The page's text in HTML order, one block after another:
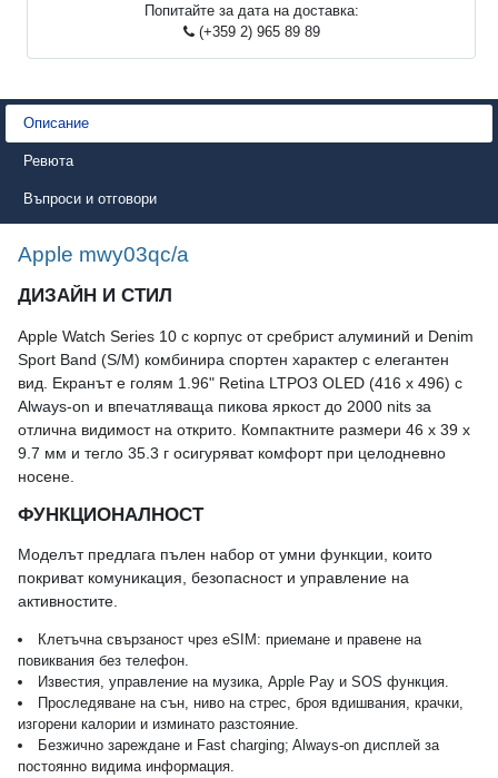
Попитайте за дата на доставка:
(+359 2) 965 89 89
Описание
Ревюта
Въпроси и отговори
Apple mwy03qc/a
ДИЗАЙН И СТИЛ
Apple Watch Series 10 с корпус от сребрист алуминий и Denim
Sport Band (S/M) комбинира спортен характер с елегантен
вид. Екранът е голям 1.96" Retina LTPO3 OLED (416 x 496) с
Always‑on и впечатляваща пикова яркост до 2000 nits за
отлична видимост на открито. Компактните размери 46 x 39 x
9.7 мм и тегло 35.3 г осигуряват комфорт при целодневно
носене.
ФУНКЦИОНАЛНОСТ
Моделът предлага пълен набор от умни функции, които
покриват комуникация, безопасност и управление на
активностите.
Клетъчна свързаност чрез eSIM: приемане и правене на
повиквания без телефон.
Известия, управление на музика, Apple Pay и SOS функция.
Проследяване на сън, ниво на стрес, броя вдишвания, крачки,
изгорени калории и изминато разстояние.
Безжично зареждане и Fast charging; Always‑on дисплей за
постоянно видима информация.